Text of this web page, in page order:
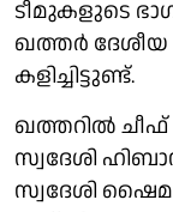
ടീമുകളുടെ
ഖത്തർ ദേശീയ
കളിച്ചിട്ടുണ്ട്.
ഖത്തറില്‍
സ്വദേശി
സ്വദേശി